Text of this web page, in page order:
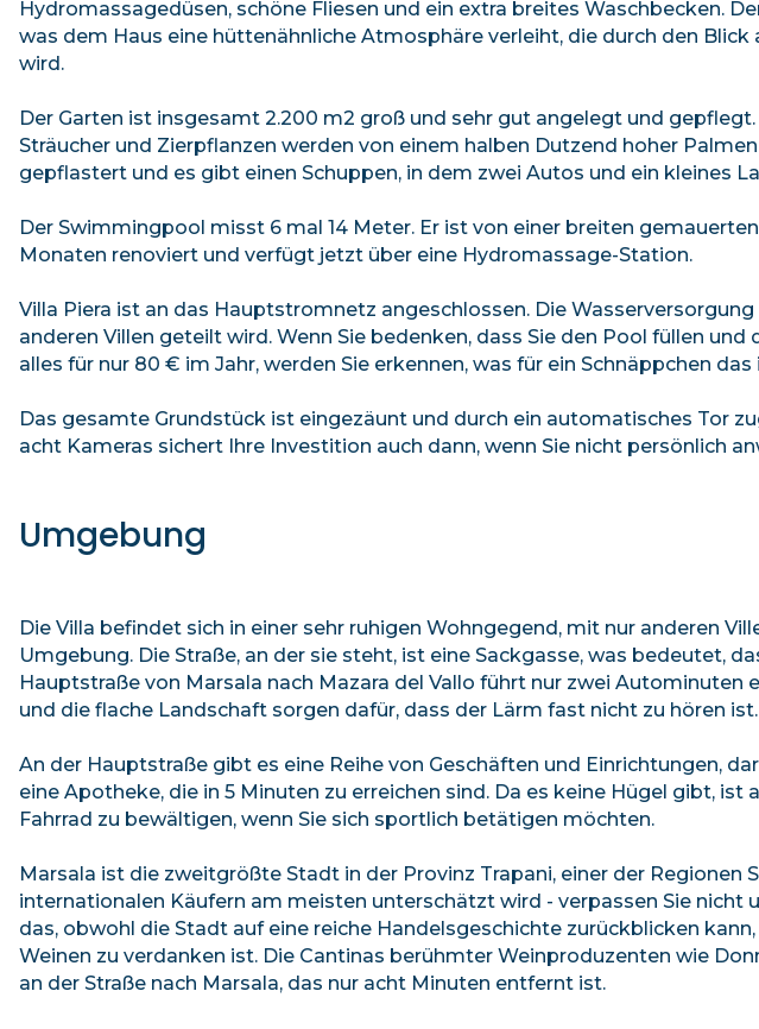
Hydromassagedüsen, schöne Fliesen und ein extra breites Waschbecken.
was dem Haus eine hüttenähnliche Atmosphäre verleiht, die durch den
wird.
Der Garten ist insgesamt 2.200 m2 groß und sehr gut angelegt und
Sträucher und Zierpflanzen werden von einem halben Dutzend hoher
gepflastert und es gibt einen Schuppen, in dem zwei Autos und ein kleines
Der Swimmingpool misst 6 mal 14 Meter. Er ist von einer breiten
Monaten renoviert und verfügt jetzt über eine Hydromassage-Station.
Villa Piera ist an das Hauptstromnetz angeschlossen. Die
anderen Villen geteilt wird. Wenn Sie bedenken, dass Sie den Pool füllen
alles für nur 80 € im Jahr, werden Sie erkennen, was für ein Schnäppchen das
Das gesamte Grundstück ist eingezäunt und durch ein automatisches Tor
acht Kameras sichert Ihre Investition auch dann, wenn Sie nicht persönlich
Umgebung
Die Villa befindet sich in einer sehr ruhigen Wohngegend, mit nur anderen
Umgebung. Die Straße, an der sie steht, ist eine Sackgasse, was bedeutet,
Hauptstraße von Marsala nach Mazara del Vallo führt nur zwei Autominuten
und die flache Landschaft sorgen dafür, dass der Lärm fast nicht zu hören ist.
An der Hauptstraße gibt es eine Reihe von Geschäften und Einrichtungen,
eine Apotheke, die in 5 Minuten zu erreichen sind. Da es keine Hügel gibt, ist
Fahrrad zu bewältigen, wenn Sie sich sportlich betätigen möchten.
Marsala ist die zweitgrößte Stadt in der Provinz Trapani, einer der Regionen
internationalen Käufern am meisten unterschätzt wird - verpassen Sie nicht
das, obwohl die Stadt auf eine reiche Handelsgeschichte zurückblicken
Weinen zu verdanken ist. Die Cantinas berühmter Weinproduzenten wie
an der Straße nach Marsala, das nur acht Minuten entfernt ist.